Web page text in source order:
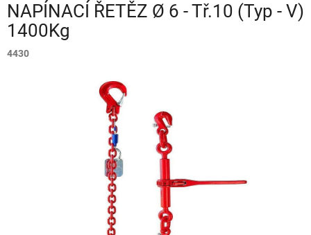
NAPÍNACÍ ŘETĚZ Ø 6 - Tř.10 (Typ - V)
1400Kg
4430